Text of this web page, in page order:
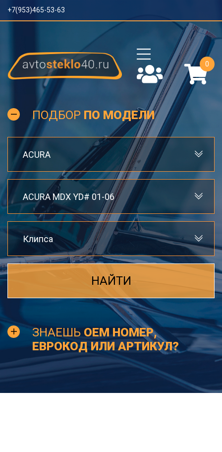
+7(953)465-53-63
0
ПОДБОР ПО МОДЕЛИ
ACURA
ACURA MDX YD# 01-06
Клипса
НАЙТИ
ЗНАЕШЬ OEM НОМЕР,
ЕВРОКОД ИЛИ АРТИКУЛ?